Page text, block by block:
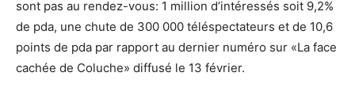
sont pas au rendez-vous: 1 million d’intéressés soit 9,2%
de pda, une chute de 300 000 téléspectateurs et de 10,6
points de pda par rapport au dernier numéro sur «La face
cachée de Coluche» diffusé le 13 février.